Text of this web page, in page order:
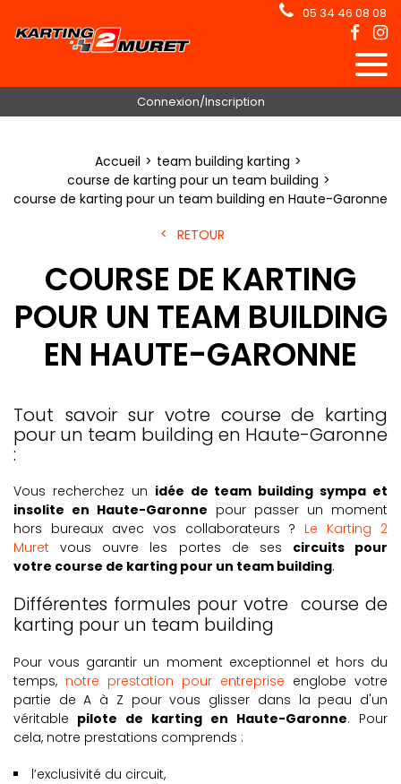
05 34 46 08 08
Connexion/Inscription
Accueil
team building karting
course de karting pour un team building
course de karting pour un team building en Haute-Garonne
RETOUR
COURSE DE KARTING
POUR UN TEAM BUILDING
EN HAUTE-GARONNE
Tout savoir sur votre course de karting
pour un team building en Haute-Garonne
:
Vous recherchez un idée de team building sympa et
insolite en Haute-Garonne pour passer un moment
hors bureaux avec vos collaborateurs ? Le Karting 2
Muret vous ouvre les portes de ses circuits pour
votre course de karting pour un team building.
Différentes formules pour votre course de
karting pour un team building
Pour vous garantir un moment exceptionnel et hors du
temps, notre prestation pour entreprise englobe votre
partie de A à Z pour vous glisser dans la peau d'un
véritable pilote de karting en Haute-Garonne. Pour
cela, notre prestations comprends :
l’exclusivité du circuit,